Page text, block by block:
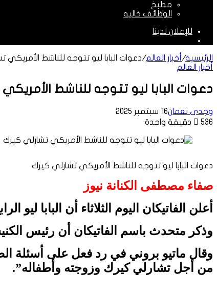
مطبخ
الوظائف خاليه
للإعلان لدينا
الرئيسية/ أخبار العالم/دعوات البابا ليو تتوجه للناشط الأمريكي
أخبار العالم
دعوات البابا ليو تتوجه للناشط
وجدى نعمان16 سبتمبر 2025
536
دقيقة واحدة
دعوات البابا ليو تتوجه للناشط الأمريكي تشارلي كيرك
صفاء مصطفى الكنانة نيوز
أعلن الفاتيكان اليوم الثلاثاء أن البابا
وذكر متحدث باسم الفاتيكان أن رئيس
وقال ماتيو بروني في رد فعل على أسئلة
من أجل تشارلي كيرك وزوجته وأطفاله”.